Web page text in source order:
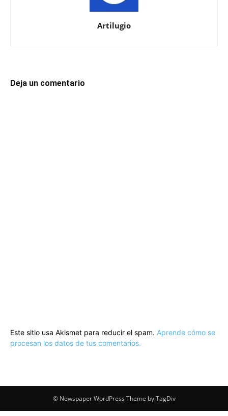
Artilugio
Deja un comentario
Este sitio usa Akismet para reducir el spam. Aprende cómo se
procesan los datos de tus comentarios.
© Newspaper WordPress Theme by TagDiv